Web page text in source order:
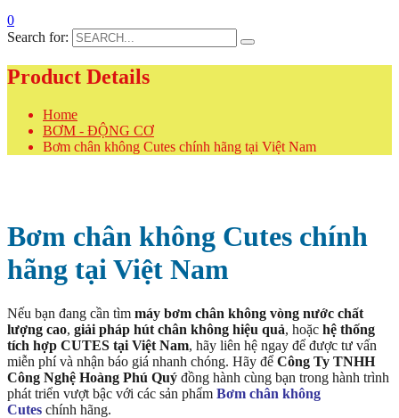
0
Search for:
Product Details
Home
BƠM - ĐỘNG CƠ
Bơm chân không Cutes chính hãng tại Việt Nam
Bơm chân không Cutes chính
hãng tại Việt Nam
Nếu bạn đang cần tìm máy bơm chân không vòng nước chất
lượng cao, giải pháp hút chân không hiệu quả, hoặc hệ thống
tích hợp CUTES tại Việt Nam, hãy liên hệ ngay để được tư vấn
miễn phí và nhận báo giá nhanh chóng. Hãy để Công Ty TNHH
Công Nghệ Hoàng Phú Quý đồng hành cùng bạn trong hành trình
phát triển vượt bậc với các sản phẩm Bơm chân không
Cutes chính hãng.